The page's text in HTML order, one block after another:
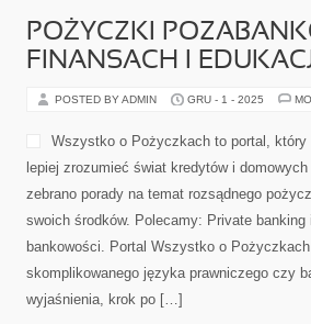
POŻYCZKI
FINANSACH I
POSTED BY ADMIN GRU - 1 - 2025
Wszystko o Pożyczkach to portal,
lepiej zrozumieć świat kredytów i
zebrano porady na temat rozsądnego
swoich środków. Polecamy: Private
bankowości. Portal Wszystko o
skomplikowanego języka prawniczego czy
wyjaśnienia, krok po […]